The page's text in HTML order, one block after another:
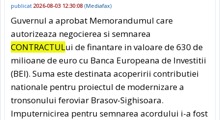
publicat 2026-08-03 12:30:08 (Mediafax)
Guvernul a aprobat Memorandumul care
autorizeaza negocierea si semnarea
CONTRACTULui de finantare in valoare de 630 de
milioane de euro cu Banca Europeana de Investitii
(BEI). Suma este destinata acoperirii contributiei
nationale pentru proiectul de modernizare a
tronsonului feroviar Brasov-Sighisoara.
Imputernicirea pentru semnarea acordului i-a fost